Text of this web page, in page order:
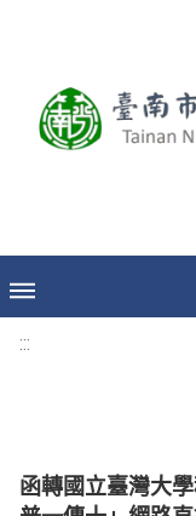
:::
函轉國立臺灣大